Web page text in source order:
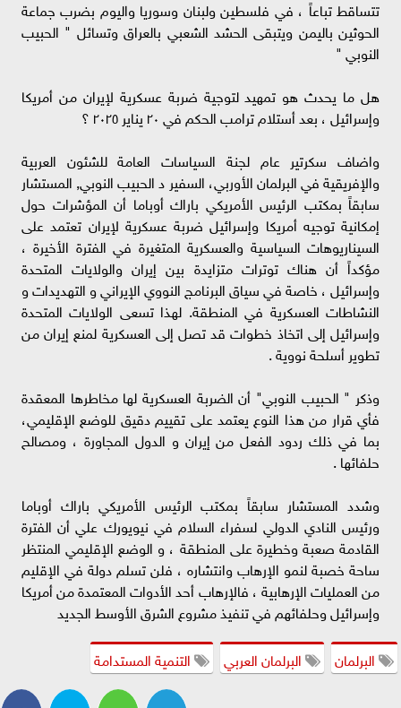
تتساقط تباعاً ، في فلسطين ولبنان وسوريا واليوم بضرب جماعة
الحوثين باليمن ويتبقى الحشد الشعبي بالعراق وتسائل " الحبيب
النوبي "
هل ما يحدث هو تمهيد لتوجية ضربة عسكرية لإيران من أمريكا
وإسرائيل ، بعد أستلام ترامب الحكم في ٢٠ يناير ٢٠٢٥ ؟
واضاف سكرتير عام لجنة السياسات العامة للشئون العربية
والإفريقية في البرلمان الأوربي، السفير د الحبيب النوبي, المستشار
سابقاً بمكتب الرئيس الأمريكي باراك أوباما أن المؤشرات حول
إمكانية توجيه أمريكا وإسرائيل ضربة عسكرية لإيران تعتمد على
السيناريوهات السياسية والعسكرية المتغيرة في الفترة الأخيرة ،
مؤكداً أن هناك توترات متزايدة بين إيران والولايات المتحدة
وإسرائيل ، خاصة في سياق البرنامج النووي الإيراني و التهديدات و
النشاطات العسكرية في المنطقة. لهذا تسعى الولايات المتحدة
وإسرائيل إلى اتخاذ خطوات قد تصل إلى العسكرية لمنع إيران من
تطوير أسلحة نووية .
وذكر " الحبيب النوبي" أن الضربة العسكرية لها مخاطرها المعقدة
فأي قرار من هذا النوع يعتمد على تقييم دقيق للوضع الإقليمي،
بما في ذلك ردود الفعل من إيران و الدول المجاورة ، ومصالح
حلفائها .
وشدد المستشار سابقاً بمكتب الرئيس الأمريكي باراك أوباما
ورئيس النادي الدولي لسفراء السلام في نيويورك علي أن الفترة
القادمة صعبة وخطيرة على المنطقة ، و الوضع الإقليمي المنتظر
ساحة خصبة لنمو الإرهاب وانتشاره ، فلن تسلم دولة في الإقليم
من العمليات الإرهابية ، فالإرهاب أحد الأدوات المعتمدة من أمريكا
وإسرائيل وحلفائهم في تنفيذ مشروع الشرق الأوسط الجديد
البرلمان
البرلمان العربي التنمية المستدامة